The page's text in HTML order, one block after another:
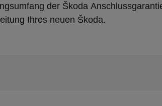
der Škoda
Ihres neuen Škoda.